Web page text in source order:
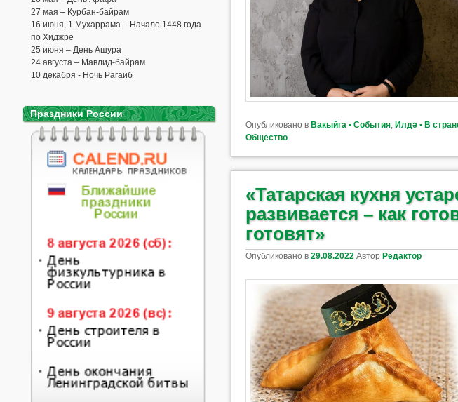
Опубликовано в Вакыйга ▪ События, Илдә ▪ В
Общество
«Татарская кухня
развивается – как
готовят»
Опубликовано в29.08.2022 АвторРедактор
27 мая – Курбан-байрам
16 июня, 1 Мухаррама – Начало 1448 года
по Хиджре
25 июня – День Ашура
24 августа – Мавлид-байрам
10 декабря - Ночь Рагаиб
Праздники России